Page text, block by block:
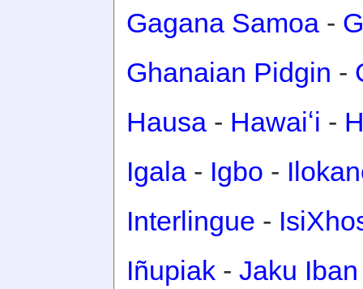
Gagana Samoa -
Ghanaian Pidgin -
Hausa - Hawaiʻi -
Igala - Igbo -
Interlingue -
Iñupiak - Jaku Iban